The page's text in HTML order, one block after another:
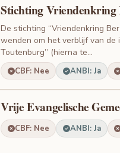
Stichting Vriendenkring
De stichting “Vriendenkring
wenden om het verblijf van de
Toutenburg” (hierna te...
CBF: Nee ANBI: Ja
Vrije Evangelische
CBF: Nee ANBI: Ja